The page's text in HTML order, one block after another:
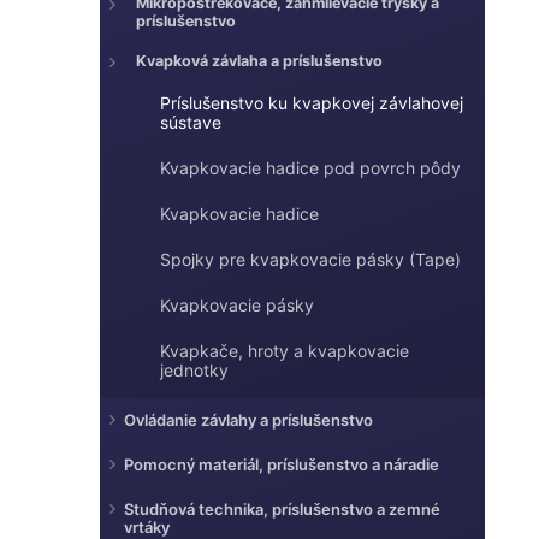
príslušenstvo
Kvapková závlaha a príslušenstvo
Príslušenstvo ku kvapkovej závlahovej
sústave
Kvapkovacie hadice pod povrch pôdy
Kvapkovacie hadice
Spojky pre kvapkovacie pásky (Tape)
Kvapkovacie pásky
Kvapkače, hroty a kvapkovacie
jednotky
Ovládanie závlahy a príslušenstvo
Pomocný materiál, príslušenstvo a náradie
Studňová technika, príslušenstvo a zemné
vrtáky